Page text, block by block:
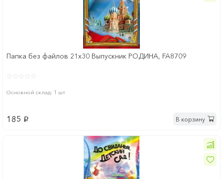
Папка без файлов 21x30 Выпускник РОДИНА, FA8709
Основной склад: 1 шт
185 p В корзину